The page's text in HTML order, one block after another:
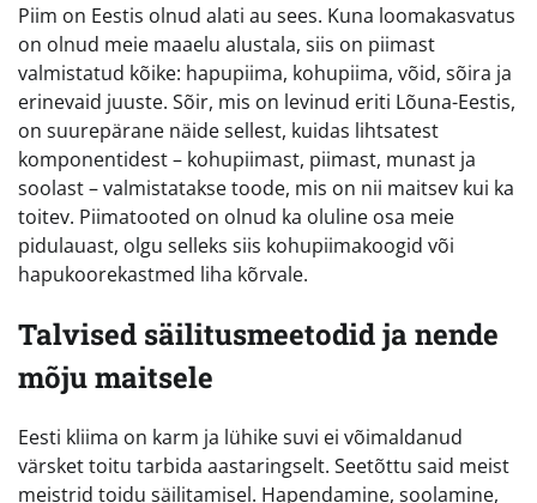
Piim on Eestis olnud alati au sees. Kuna loomakasvatus
on olnud meie maaelu alustala, siis on piimast
valmistatud kõike: hapupiima, kohupiima, võid, sõira ja
erinevaid juuste. Sõir, mis on levinud eriti Lõuna-Eestis,
on suurepärane näide sellest, kuidas lihtsatest
komponentidest – kohupiimast, piimast, munast ja
soolast – valmistatakse toode, mis on nii maitsev kui ka
toitev. Piimatooted on olnud ka oluline osa meie
pidulauast, olgu selleks siis kohupiimakoogid või
hapukoorekastmed liha kõrvale.
Talvised säilitusmeetodid ja nende
mõju maitsele
Eesti kliima on karm ja lühike suvi ei võimaldanud
värsket toitu tarbida aastaringselt. Seetõttu said meist
meistrid toidu säilitamisel. Hapendamine, soolamine,